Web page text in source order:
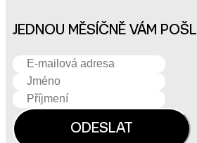
JEDNOU MĚSÍČNĚ VÁM